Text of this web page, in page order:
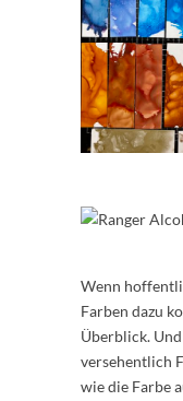
Wenn
Farben dazu
Überblick.
versehentlich
wie die Farbe